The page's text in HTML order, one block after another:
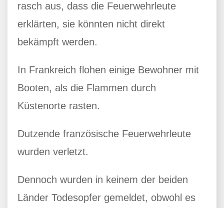
rasch aus, dass die Feuerwehrleute
erklärten, sie könnten nicht direkt
bekämpft werden.
In Frankreich flohen einige Bewohner mit
Booten, als die Flammen durch
Küstenorte rasten.
Dutzende französische Feuerwehrleute
wurden verletzt.
Dennoch wurden in keinem der beiden
Länder Todesopfer gemeldet, obwohl es